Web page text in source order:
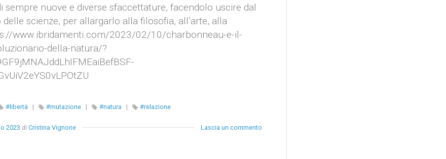
sempre nuove e diverse sfaccettature, facendolo uscire dal
scienze, per allargarlo alla filosofia, all’arte, alla
www.ibridamenti.com/2023/02/10/charbonneau-e-il-
della-natura/?
#libertà | #mutazione | #natura | #relazione
2023 di Cristina Vignone Lascia un commento